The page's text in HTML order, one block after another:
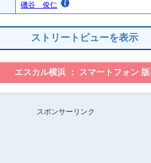
磯谷 俊仁
ストリートビューを表示
スポンサーリンク